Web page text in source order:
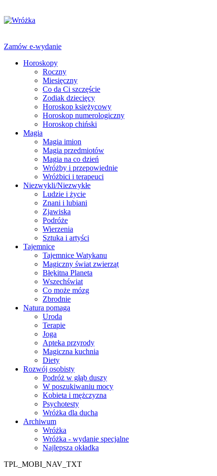
Zamów e-wydanie
Horoskopy
Roczny
Miesięczny
Co da Ci szczęście
Zodiak dziecięcy
Horoskop księżycowy
Horoskop numerologiczny
Horoskop chiński
Magia
Magia imion
Magia przedmiotów
Magia na co dzień
Wróżby i przepowiednie
Wróżbici i terapeuci
Niezwykli/Niezwykłe
Ludzie i życie
Znani i lubiani
Zjawiska
Podróże
Wierzenia
Sztuka i artyści
Tajemnice
Tajemnice Watykanu
Magiczny świat zwierząt
Błękitna Planeta
Wszechświat
Co może mózg
Zbrodnie
Natura pomaga
Uroda
Terapie
Joga
Apteka przyrody
Magiczna kuchnia
Diety
Rozwój osobisty
Podróż w głąb duszy
W poszukiwaniu mocy
Kobieta i mężczyzna
Psychotesty
Wróżka dla ducha
Archiwum
Wróżka
Wróżka - wydanie specjalne
Najlepsza okładka
TPL_MOBI_NAV_TXT